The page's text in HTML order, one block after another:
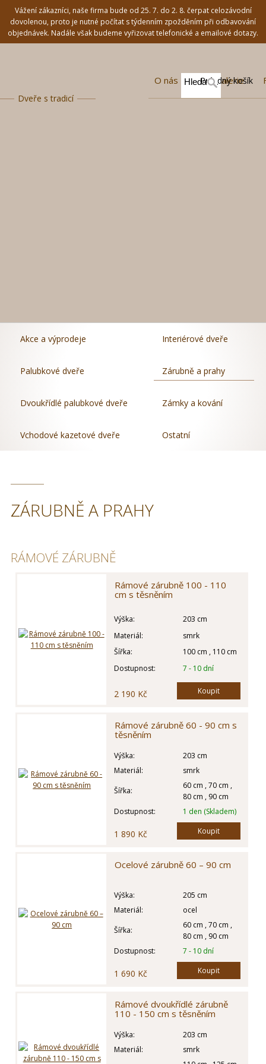
Vážení zákazníci, naše firma bude od 25. 7. do 2. 8. čerpat celozávodní
dovolenou, proto je nutné počítat s týdenním zpožděním při odbavování
objednávek. Nadále však budeme vyřizovat telefonické a emailové dotazy.
Dveře s tradicí
O nás Fotogalerie
Prázdný košík
Akce a výprodeje
Palubkové dveře
Dvoukřídlé palubkové dveře
Vchodové kazetové dveře
Interiérové dveře
Zárubně a prahy
Zámky a kování
Ostatní
ZÁRUBNĚ A PRAHY
RÁMOVÉ ZÁRUBNĚ
Rámové zárubně 100 - 110
cm s těsněním
Výška:
203 cm
Materiál:
smrk
Šířka:
100 cm , 110 cm
Dostupnost:
7 - 10 dní
2 190 Kč Koupit
Rámové zárubně 60 - 90 cm s
těsněním
Výška:
203 cm
Materiál:
smrk
Šířka:
60 cm , 70 cm ,
80 cm , 90 cm
Dostupnost:
1 den (Skladem)
1 890 Kč Koupit
Ocelové zárubně 60 – 90 cm
Výška:
205 cm
Materiál:
ocel
Šířka:
60 cm , 70 cm ,
80 cm , 90 cm
Dostupnost:
7 - 10 dní
1 690 Kč Koupit
Rámové dvoukřídlé zárubně
110 - 150 cm s těsněním
Výška:
203 cm
Materiál:
smrk